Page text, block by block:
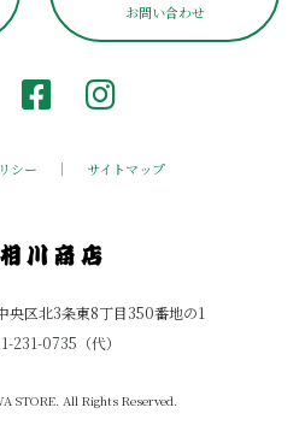
央区北3条東8丁目350番地の1
231-0735 （代）
お問い合わせ
シー サイトマップ
STORE. All Rights Reserved.